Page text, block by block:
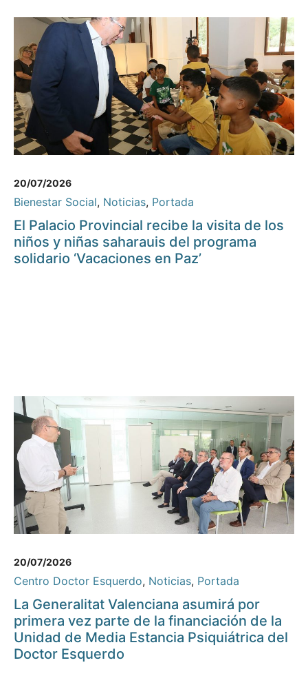
20/07/2026
Bienestar Social, Noticias, Portada
El Palacio Provincial recibe la visita de los
niños y niñas saharauis del programa
solidario ‘Vacaciones en Paz’
20/07/2026
Centro Doctor Esquerdo, Noticias, Portada
La Generalitat Valenciana asumirá por
primera vez parte de la financiación de la
Unidad de Media Estancia Psiquiátrica del
Doctor Esquerdo